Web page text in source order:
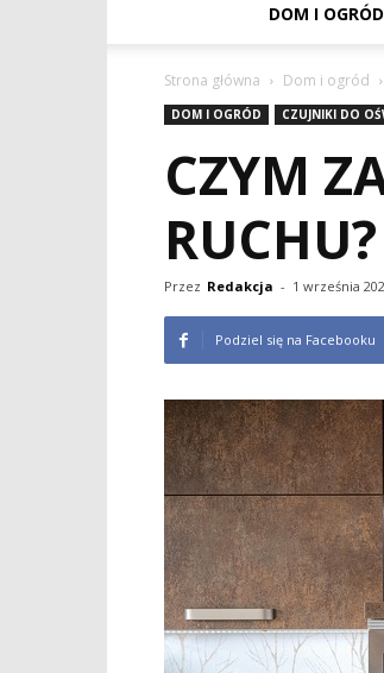
DOM I OGRÓD
Strona główna Dom i ogród
DOM I OGRÓD CZUJNIKI DO
CZYM
RUCHU?
Przez Redakcja - 1 września
Podziel się na Facebooku